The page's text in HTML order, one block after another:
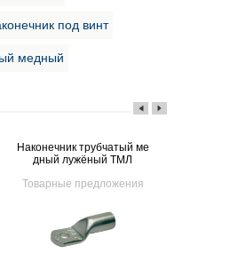
под винт
медный
Наконечник трубчатый ме
дный лужёный ТМЛ
Товарные предложения